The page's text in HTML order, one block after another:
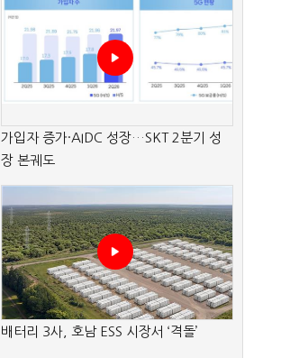
가입자 증가·AIDC 성장…SKT 2분기 성
장 본궤도
배터리 3사, 호남 ESS 시장서 ‘격돌’